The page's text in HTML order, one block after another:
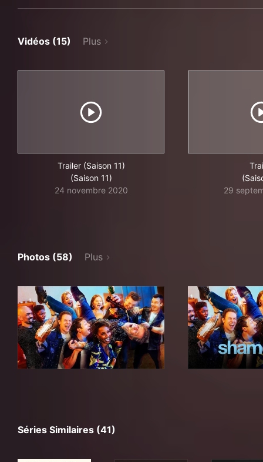
Vidéos (15) Plus
Trailer (Saison 11)
(Saison 11)
24 novembre 2020
29
Photos (58) Plus
Séries Similaires (41)